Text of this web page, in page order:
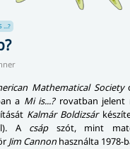
...?
Mathematical Society
a Mi is...?rovatban jelent
Kalmár Boldizsár
A csápszót, mint
Jim Cannon használta 1978-